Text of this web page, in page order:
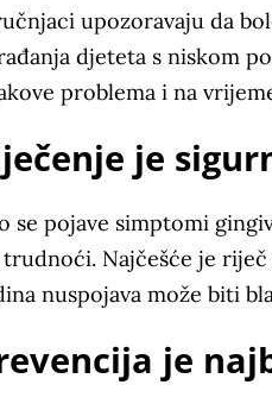
upozoravaju da
djeteta s niskom
problema i na
je
se pojave simptomi
Najčešće je
nuspojava može biti
je